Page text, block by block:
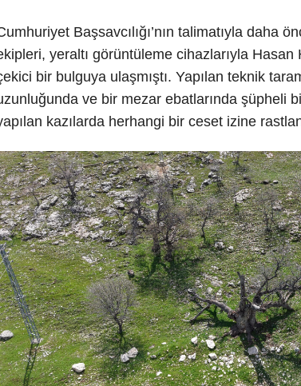
Başsavcılığı’nın talimatıyla daha
yeraltı görüntüleme cihazlarıyla Hasan
bir bulguya ulaşmıştı. Yapılan teknik
ve bir mezar ebatlarında şüpheli
kazılarda herhangi bir ceset izine